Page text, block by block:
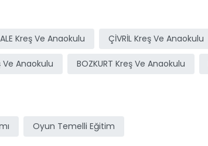
Kreş Ve Anaokulu ÇİVRİL Kreş Ve Anaokulu
Ve Anaokulu BOZKURT Kreş Ve Anaokulu
Oyun Temelli Eğitim